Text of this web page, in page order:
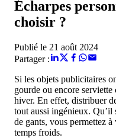
Écharpes
choisir ?
Publié le 21 août 2024
Partager :
Si les objets publicitaires
gourde ou encore
hiver. En effet, distribuer
tout aussi ingénieux. Qu’il
de gants, vous permettez
temps froids.